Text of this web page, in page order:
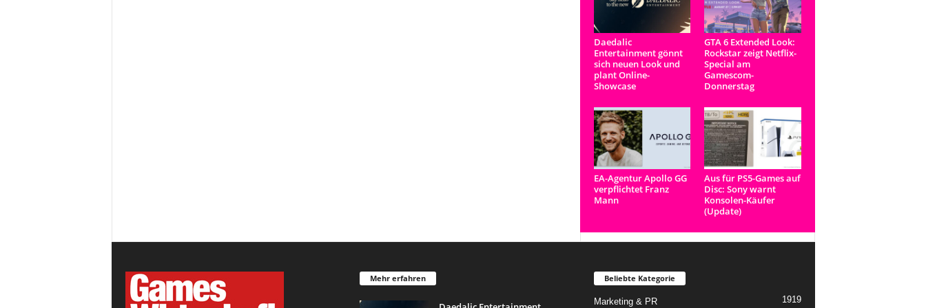
Daedalic
Entertainment gönnt
sich neuen Look und
plant Online-
Showcase
GTA 6 Extended Look:
Rockstar zeigt Netflix-
Special am
Gamescom-
Donnerstag
EA-Agentur Apollo GG
verpflichtet Franz
Mann
Aus für PS5-Games auf
Disc: Sony warnt
Konsolen-Käufer
(Update)
Mehr erfahren Beliebte Kategorie
Marketing & PR 1919